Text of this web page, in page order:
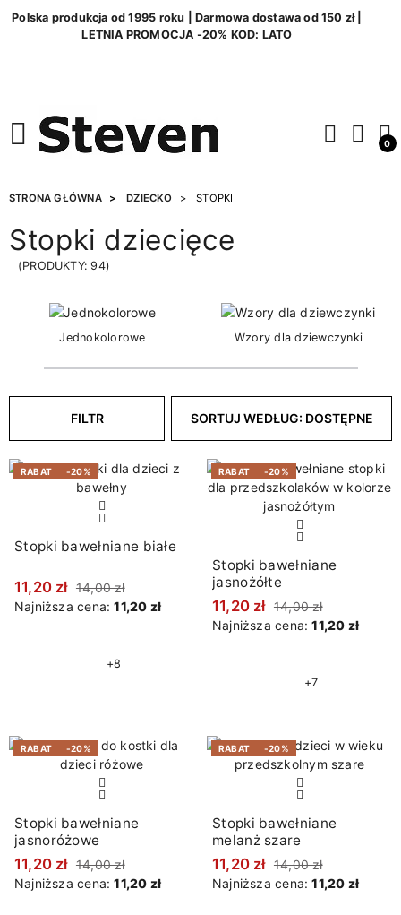
Polska produkcja od 1995 roku | Darmowa dostawa od 150 zł |
LETNIA PROMOCJA -20% KOD: LATO
0
STRONA GŁÓWNA DZIECKO STOPKI
Stopki dziecięce
(PRODUKTY: 94)
Jednokolorowe Wzory dla dziewczynki
FILTR SORTUJ WEDŁUG: DOSTĘPNE
RABAT -20%
Stopki bawełniane białe
11,20 zł 14,00 zł
Najniższa cena:11,20 zł
+8
RABAT -20%
Stopki bawełniane
jasnożółte
11,20 zł 14,00 zł
Najniższa cena:11,20 zł
+7
RABAT -20%
Stopki bawełniane
jasnoróżowe
11,20 zł 14,00 zł
Najniższa cena:11,20 zł
RABAT -20%
Stopki bawełniane
melanż szare
11,20 zł 14,00 zł
Najniższa cena:11,20 zł